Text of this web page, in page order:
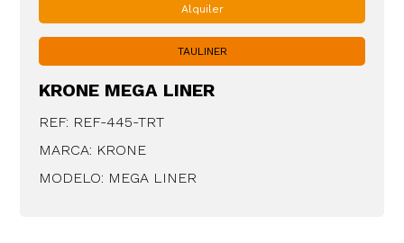
Alquiler
TAULINER
KRONE MEGA LINER
REF: REF-445-TRT
MARCA: KRONE
MODELO: MEGA LINER